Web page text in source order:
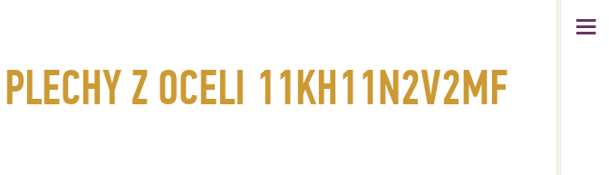
PLECHY Z OCELI 11KH11N2V2MF